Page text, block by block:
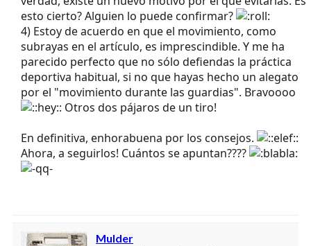
esto cierto? Alguien lo puede confirmar?
4) Estoy de acuerdo en que el movimiento, como
subrayas en el artículo, es imprescindible. Y me ha
parecido perfecto que no sólo defiendas la práctica
deportiva habitual, si no que hayas hecho un alegato
por el "movimiento durante las guardias". Bravoooo
Otros dos pájaros de un tiro!
En definitiva, enhorabuena por los consejos.
Ahora, a seguirlos! Cuántos se apuntan????
Mulder